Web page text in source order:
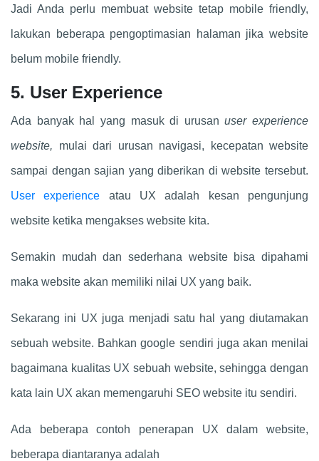
Jadi Anda perlu membuat website tetap mobile friendly,
lakukan beberapa pengoptimasian halaman jika website
belum mobile friendly.
5. User Experience
Ada banyak hal yang masuk di urusanuser experience
website, mulai dari urusan navigasi, kecepatan website
sampai dengan sajian yang diberikan di website tersebut.
User experience atau UX adalah kesan pengunjung
website ketika mengakses website kita.
Semakin mudah dan sederhana website bisa dipahami
maka website akan memiliki nilai UX yang baik.
Sekarang ini UX juga menjadi satu hal yang diutamakan
sebuah website. Bahkan google sendiri juga akan menilai
bagaimana kualitas UX sebuah website, sehingga dengan
kata lain UX akan memengaruhi SEO website itu sendiri.
Ada beberapa contoh penerapan UX dalam website,
beberapa diantaranya adalah